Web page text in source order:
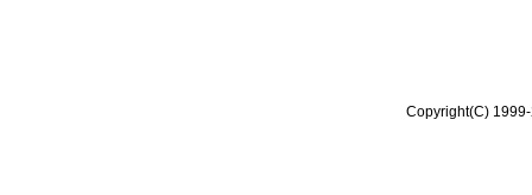
Copyright(C)